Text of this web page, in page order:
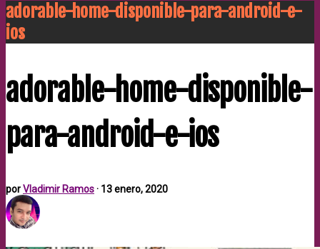
adorable-home-disponible-para-android-e-
ios
adorable-home-disponible-
para-android-e-ios
porVladimir Ramos· 13 enero, 2020